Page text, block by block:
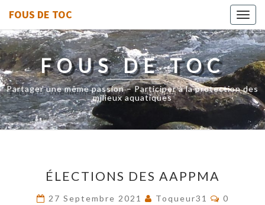
FOUS DE TOC
FOUS DE TOC
Partager une même passion – Participer à la protection des
milieux aquatiques
DES
ÉLECTIONS DES AAPPMA
27 Septembre 2021 Toqueur31
0